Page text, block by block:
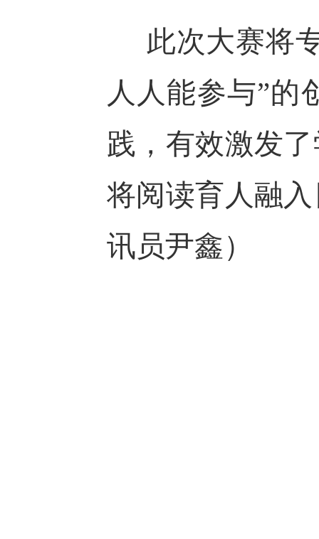
此次大赛将
人人能参与”的
践，有效激发
将阅读育人融
讯员尹鑫）